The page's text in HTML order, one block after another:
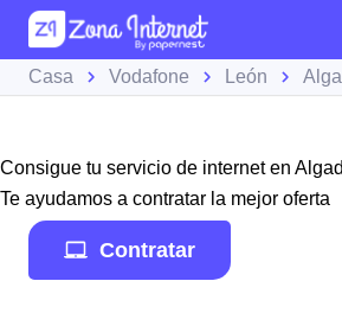
Casa Vodafone León
Consigue tu servicio de internet en
Te ayudamos a contratar la mejor oferta
Contratar